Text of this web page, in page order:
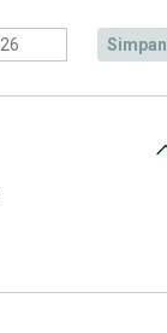
simpan